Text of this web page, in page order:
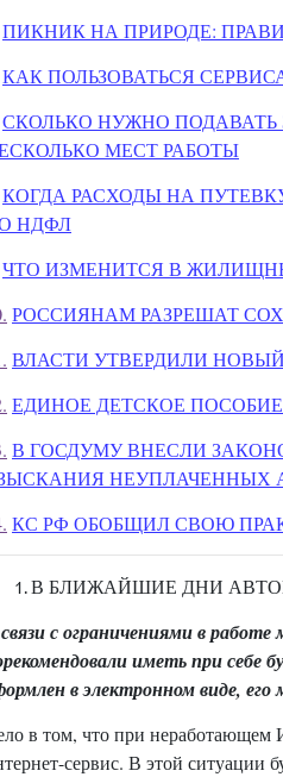
ПИКНИК НА ПРИРОДЕ:
КАК ПОЛЬЗОВАТЬСЯ
СКОЛЬКО НУЖНО ПОДАВАТЬ
МЕСТ РАБОТЫ
КОГДА РАСХОДЫ НА
НДФЛ
ЧТО ИЗМЕНИТСЯ В
РОССИЯНАМ РАЗРЕШАТ
ВЛАСТИ УТВЕРДИЛИ
ЕДИНОЕ ДЕТСКОЕ
В ГОСДУМУ ВНЕСЛИ
НЕУПЛАЧЕННЫХ
КС РФ ОБОБЩИЛ СВОЮ
В БЛИЖАЙШИЕ ДНИ
с ограничениями в
иметь при
в электронном виде,
в том, что при неработающем
сервис. В этой ситуации